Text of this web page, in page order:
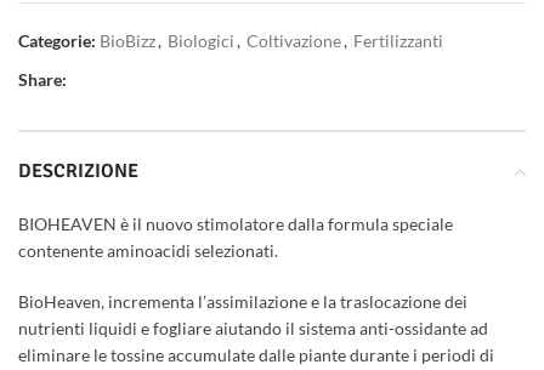
Categorie: BioBizz, Biologici, Coltivazione, Fertilizzanti
Share:
DESCRIZIONE
BIOHEAVEN è il nuovo stimolatore dalla formula speciale
contenente aminoacidi selezionati.
BioHeaven, incrementa l’assimilazione e la traslocazione dei
nutrienti liquidi e fogliare aiutando il sistema anti-ossidante ad
eliminare le tossine accumulate dalle piante durante i periodi di